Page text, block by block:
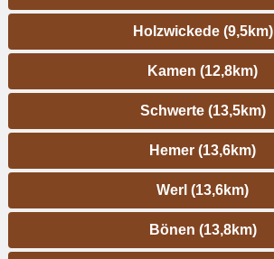
Holzwickede (9,5km)
Kamen (12,8km)
Schwerte (13,5km)
Hemer (13,6km)
Werl (13,6km)
Bönen (13,8km)